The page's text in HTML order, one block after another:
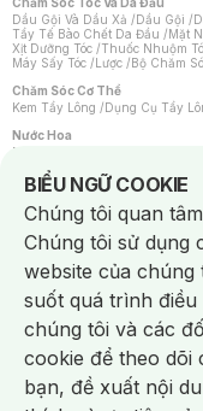
Dầu Gội Và Dầu Xả /Dầu Gội /
Tẩy Tế Bào Chết Da Đầu /Mặt
Xịt Dưỡng Tóc /Thuốc Nhuộm
Máy Sấy Tóc /Lược /Bộ Chăm
Chăm Sóc Cơ Thể
Kem Tẩy Lông /Dụng Cụ Tẩy
Nước Hoa
Nước Hoa Nữ
Chăm Sóc Cá Nhân
Chống Muỗi /Khẩu Trang /Máy
Sản Phẩm Chăm Sóc Khác /
Hỗ Trợ Trắng Răng/Kem Đánh
Tăm / Chỉ Nha Khoa/ Xịt Thơm
Khăn Ướt Vệ Sinh Vùng Kín/
Máy Cạo Râu
Vấn Đề Về Da
Da Dầu / Lỗ Chân Lông To/ Da
Da Nhạy Cảm / Kích Ứng
Da
Quầng Thâm & Bọng Mắt /Sẹo /
Dụng Cụ / Phụ Kiện Chăm Sóc
Bông Tẩy Trang
Khăn Lau Mặt
BIỂU NGỮ COOKIE
Notice about cookies
Chúng tôi quan
Chúng tôi sử dụng
website của
suốt quá trình
chúng tôi và các
cookie để theo dõi
bạn, đề xuất nội